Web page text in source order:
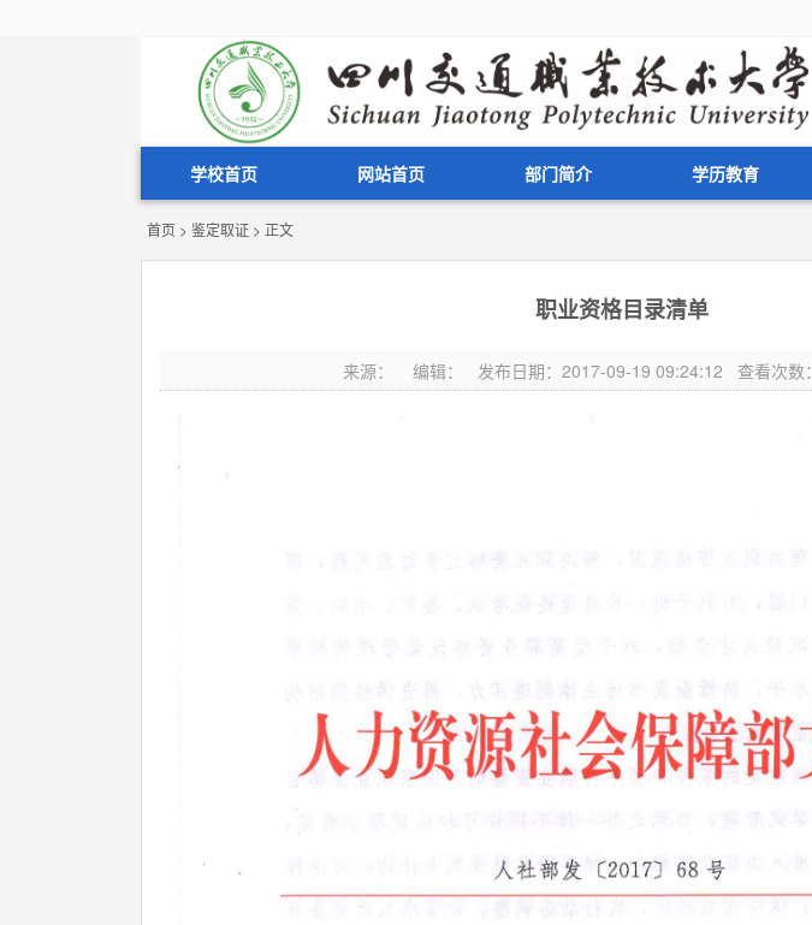
学校首页 网站首页 部门简介 学历教育
首页 > 鉴定取证 > 正文
职业资格目录清单
来源： 编辑： 发布日期：2017-09-19 09:24:12 查看次数：